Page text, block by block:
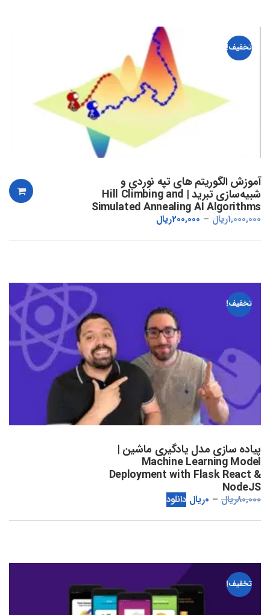
تخفیف!
آموزش الگوریتم های تپه نوردی و
شبیه‌سازی تبرید | Hill Climbing and
Simulated Annealing AI Algorithms
1,000,000ریال 200,000ریال
تخفیف!
پیاده سازی مدل یادگیری ماشین |
Machine Learning Model
Deployment with Flask React &
NodeJS
80,000ریال 0ریال دانلود
تخفیف!